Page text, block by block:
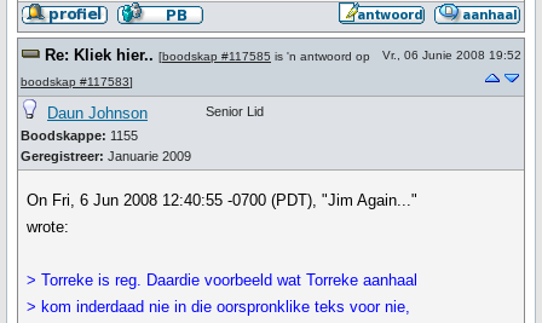
Re: Kliek hier.. [boodskap #117585 is 'n antwoord op
boodskap #117583]
Vr., 06 Junie 2008 19:52
Daun Johnson
Boodskappe: 1155
Geregistreer: Januarie 2009
Senior Lid
On Fri, 6 Jun 2008 12:40:55 -0700 (PDT), "Jim Again..."
wrote:
> Torreke is reg. Daardie voorbeeld wat Torreke aanhaal
> kom inderdaad nie in die oorspronklike teks voor nie,